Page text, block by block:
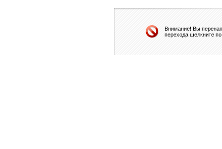
Внимание! Вы
перехода щелкните